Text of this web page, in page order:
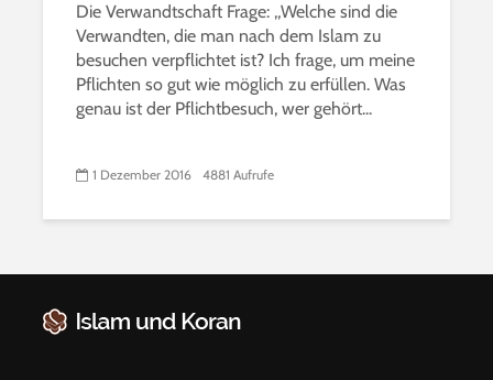
Die Verwandtschaft Frage: ,,Welche sind die
Verwandten, die man nach dem Islam zu
besuchen verpflichtet ist? Ich frage, um meine
Pflichten so gut wie möglich zu erfüllen. Was
genau ist der Pflichtbesuch, wer gehört...
1 Dezember 2016 4881 Aufrufe